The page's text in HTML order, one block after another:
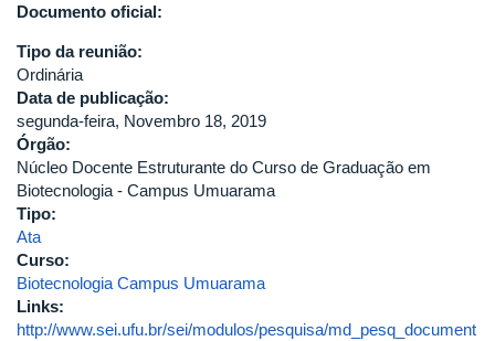
Documento oficial:
Tipo da reunião:
Ordinária
Data de publicação:
segunda-feira, Novembro 18, 2019
Órgão:
Núcleo Docente Estruturante do Curso de Graduação em
Biotecnologia - Campus Umuarama
Tipo:
Ata
Curso:
Biotecnologia Campus Umuarama
Links:
http://www.sei.ufu.br/sei/modulos/pesquisa/md_pesq_document